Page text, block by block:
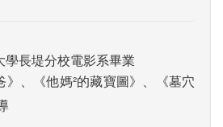
學長堤分校電影系畢業
》、《他媽²的藏寶圖》、《墓穴